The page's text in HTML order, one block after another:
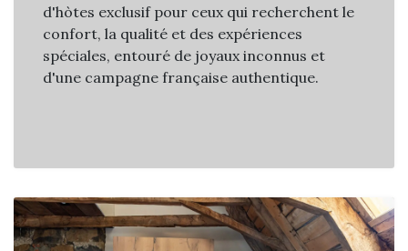
d'hòtes exclusif pour ceux qui recherchent le
confort, la qualité et des expériences
spéciales, entouré de joyaux inconnus et
d'une campagne française authentique.